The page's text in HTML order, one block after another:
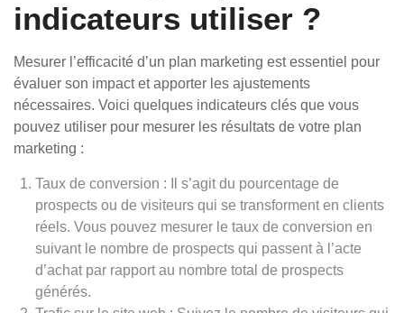
indicateurs utiliser ?
Mesurer l’efficacité d’un plan marketing est essentiel pour
évaluer son impact et apporter les ajustements
nécessaires. Voici quelques indicateurs clés que vous
pouvez utiliser pour mesurer les résultats de votre plan
marketing :
Taux de conversion : Il s’agit du pourcentage de
prospects ou de visiteurs qui se transforment en clients
réels. Vous pouvez mesurer le taux de conversion en
suivant le nombre de prospects qui passent à l’acte
d’achat par rapport au nombre total de prospects
générés.